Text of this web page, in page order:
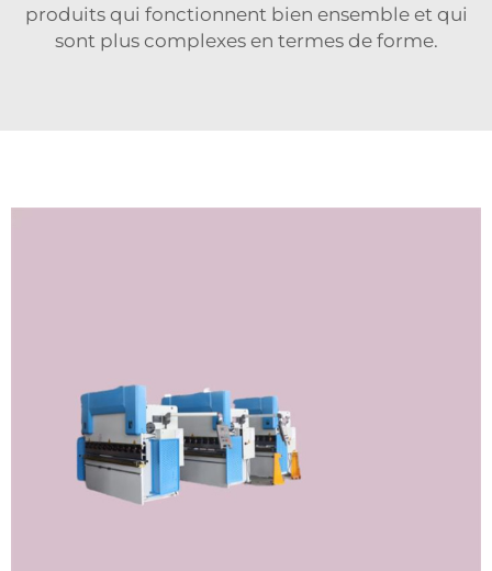
produits qui fonctionnent bien ensemble et qui
sont plus complexes en termes de forme.